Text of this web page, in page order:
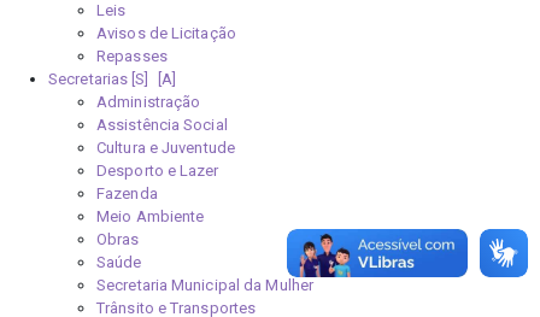
Leis
Avisos de Licitação
Repasses
Secretarias [S]
Administração
Assistência Social
Cultura e Juventude
Desporto e Lazer
Fazenda
Meio Ambiente
Obras
Saúde
Secretaria Municipal da Mulher
Trânsito e Transportes